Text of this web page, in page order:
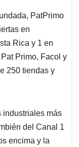
PatPrimo
en
Rica y 1 en
Primo, Facol y
250 tiendas y
industriales más
del Canal 1
encima y la